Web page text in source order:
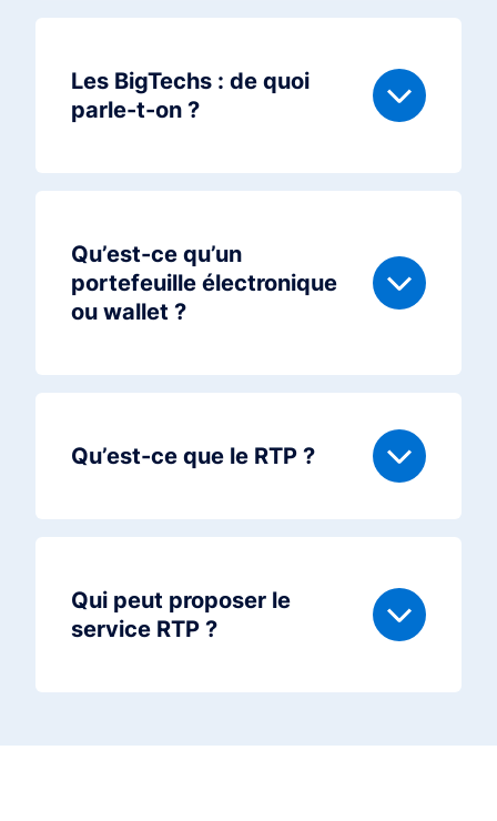
Les BigTechs : de quoi
parle-t-on ?
Qu’est-ce qu’un
portefeuille électronique
ou wallet ?
Qu’est-ce que le RTP ?
Qui peut proposer le
service RTP ?